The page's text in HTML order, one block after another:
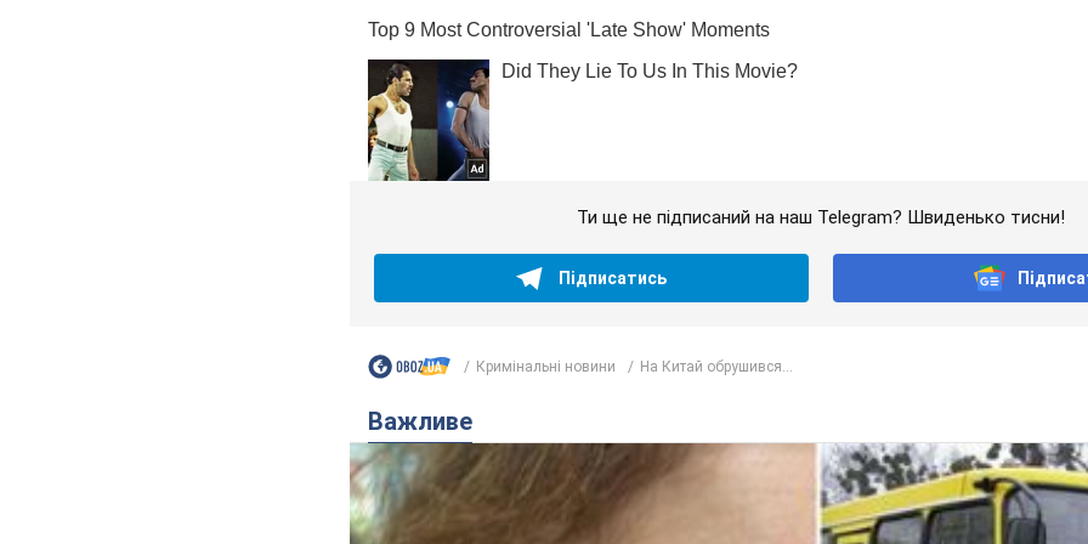
Ти ще не підписаний на наш Telegram? Швиденько тисни!
Підписатись
Кримінальні новини На Китай обрушився...
Важливе